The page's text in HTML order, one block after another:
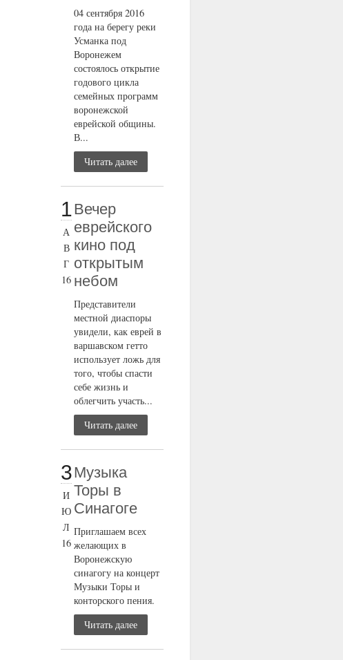
04 сентября 2016
года на берегу реки
Усманка под
Воронежем
состоялось открытие
годового цикла
семейных программ
воронежской
еврейской общины.
В...
Читать далее
1
А
В
Г
16
Вечер
еврейского
кино под
открытым
небом
Представители
местной диаспоры
увидели, как еврей в
варшавском гетто
использует ложь для
того, чтобы спасти
себе жизнь и
облегчить участь...
Читать далее
3
И
Ю
Л
16
Музыка
Торы в
Синагоге
Приглашаем всех
желающих в
Воронежскую
синагогу на концерт
Музыки Торы и
конторского пения.
Читать далее